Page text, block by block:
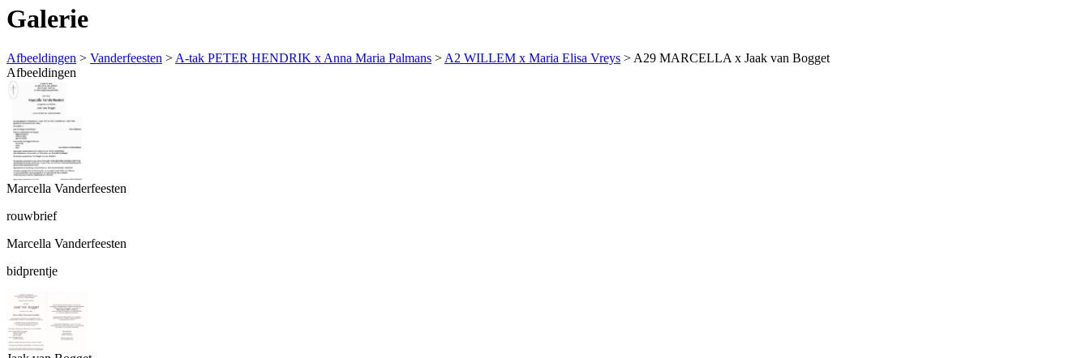
Galerie
Afbeeldingen > Vanderfeesten > A-tak PETER HENDRIK x Anna Maria Palmans > A2 WILLEM x Maria Elisa Vreys > A29 MARCELLA x Jaak van Bogget
Afbeeldingen
Marcella Vanderfeesten
rouwbrief
Marcella Vanderfeesten
bidprentje